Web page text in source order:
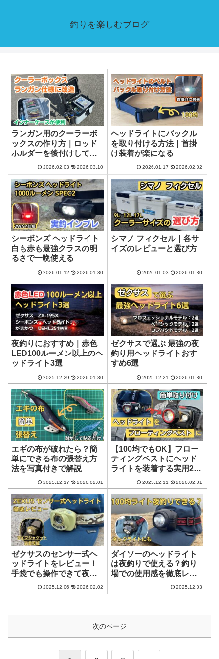
釣りを楽しむブログ
ランガン用のクーラーボ
ックスの作り方｜ロッド
ホルダーを後付けして荷
物をコンパクトに
2026.02.03 2026.03.10
ヘッドライトにバックル
を取り付ける方法｜首掛
け装着が楽になる
2026.01.17 2026.02.02
シーボンズ ヘッドライト
白も赤も最強クラスの明
るさで一晩使える
2026.01.12 2026.01.30
シマノ フィクセル｜各サ
イズのレビューと選び方
2026.01.03 2026.01.30
夜釣りにおすすめ｜赤色
LED100ルーメン以上のヘ
ッドライト3選
2025.12.29 2026.01.30
ゼクサスで選ぶ 最強の夜
釣り用ヘッドライトおす
すめ6選
2025.12.21 2026.01.30
エギの布が破れたら？簡
単にできる布の張替え方
法を写真付きで解説
2025.12.17 2026.02.01
【100均でもOK】フロー
ティングベストにヘッド
ライトを装着する実用2方
2025.12.11 2026.02.01
ゼクサスのセンサー式ヘ
ッドライトをレビュー！
手袋でも操作できて夜釣
りにおすすめ2025.12.06 2026.02.02
ダイソーのヘッドライト
は夜釣りで使える？釣り
場での使用感を徹底レビ
2025.12.03
次のページ